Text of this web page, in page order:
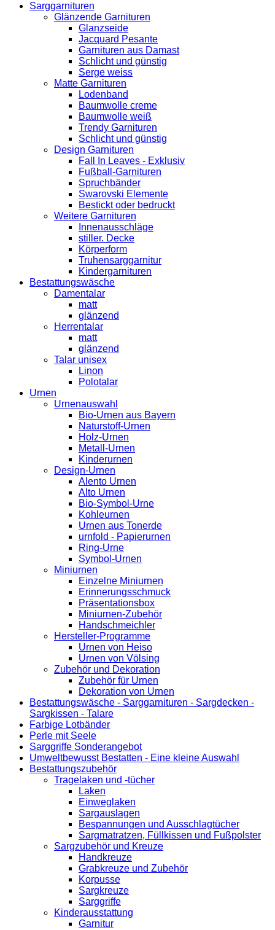
Sarggarnituren
Glänzende Garnituren
Glanzseide
Jacquard Pesante
Garnituren aus Damast
Schlicht und günstig
Serge weiss
Matte Garnituren
Lodenband
Baumwolle creme
Baumwolle weiß
Trendy Garnituren
Schlicht und günstig
Design Garnituren
Fall In Leaves - Exklusiv
Fußball-Garnituren
Spruchbänder
Swarovski Elemente
Bestickt oder bedruckt
Weitere Garnituren
Innenausschläge
stiller. Decke
Körperform
Truhensarggarnitur
Kindergarnituren
Bestattungswäsche
Damentalar
matt
glänzend
Herrentalar
matt
glänzend
Talar unisex
Linon
Polotalar
Urnen
Urnenauswahl
Bio-Urnen aus Bayern
Naturstoff-Urnen
Holz-Urnen
Metall-Urnen
Kinderurnen
Design-Urnen
Alento Urnen
Alto Urnen
Bio-Symbol-Urne
Kohleurnen
Urnen aus Tonerde
urnfold - Papierurnen
Ring-Urne
Symbol-Urnen
Miniurnen
Einzelne Miniurnen
Erinnerungsschmuck
Präsentationsbox
Miniurnen-Zubehör
Handschmeichler
Hersteller-Programme
Urnen von Heiso
Urnen von Völsing
Zubehör und Dekoration
Zubehör für Urnen
Dekoration von Urnen
Bestattungswäsche - Sarggarnituren - Sargdecken -
Sargkissen - Talare
Farbige Lotbänder
Perle mit Seele
Sarggriffe Sonderangebot
Umweltbewusst Bestatten - Eine kleine Auswahl
Bestattungszubehör
Tragelaken und -tücher
Laken
Einweglaken
Sargauslagen
Bespannungen und Ausschlagtücher
Sargmatratzen, Füllkissen und Fußpolster
Sargzubehör und Kreuze
Handkreuze
Grabkreuze und Zubehör
Korpusse
Sargkreuze
Sarggriffe
Kinderausstattung
Garnitur